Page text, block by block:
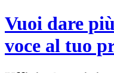
Vuoi dare più
voce al tuo